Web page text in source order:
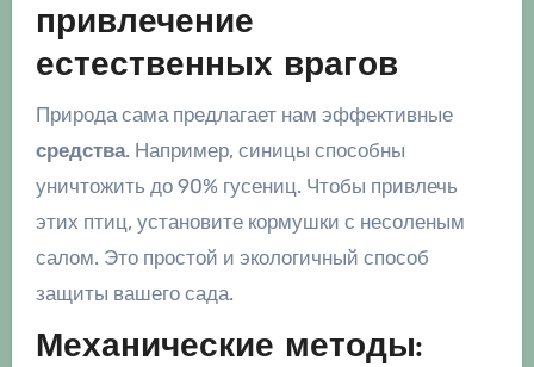
привлечение
естественных врагов
Природа сама предлагает нам эффективные
средства. Например, синицы способны
уничтожить до 90% гусениц. Чтобы привлечь
этих птиц, установите кормушки с несоленым
салом. Это простой и экологичный способ
защиты вашего сада.
Механические методы: